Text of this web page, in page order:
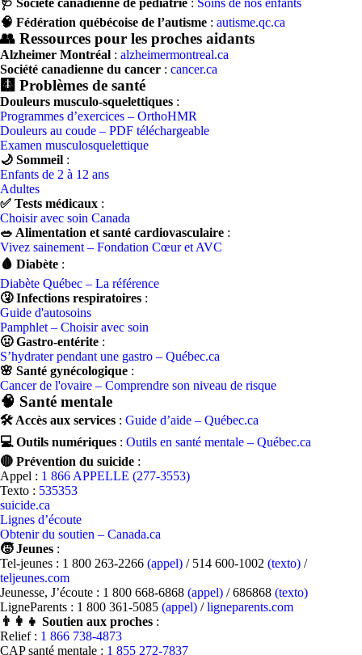
🩺 Société canadienne de pédiatrie : Soins de nos enfants
🧠 Fédération québécoise de l’autisme : autisme.qc.ca
👥 Ressources pour les proches aidants
Alzheimer Montréal : alzheimermontreal.ca
Société canadienne du cancer : cancer.ca
🩻 Problèmes de santé
Douleurs musculo-squelettiques :
Programmes d’exercices – OrthoHMR
Douleurs au coude – PDF téléchargeable
Examen musculosquelettique
🌙 Sommeil :
Enfants de 2 à 12 ans
Adultes
✅ Tests médicaux :
Choisir avec soin Canada
🥗 Alimentation et santé cardiovasculaire :
Vivez sainement – Fondation Cœur et AVC
🩸 Diabète :
Diabète Québec – La référence
🤧 Infections respiratoires :
Guide d'autosoins
Pamphlet – Choisir avec soin
🤢 Gastro-entérite :
S’hydrater pendant une gastro – Québec.ca
🌸 Santé gynécologique :
Cancer de l'ovaire – Comprendre son niveau de risque
🧠 Santé mentale
🛠️ Accès aux services : Guide d’aide – Québec.ca
💻 Outils numériques : Outils en santé mentale – Québec.ca
🔴 Prévention du suicide :
Appel : 1 866 APPELLE (277-3553)
Texto : 535353
suicide.ca
Lignes d’écoute
Obtenir du soutien – Canada.ca
🧒 Jeunes :
Tel-jeunes : 1 800 263-2266 (appel) / 514 600-1002 (texto) /
teljeunes.com
Jeunesse, J’écoute : 1 800 668-6868 (appel) / 686868 (texto)
LigneParents : 1 800 361-5085 (appel) /ligneparents.com
👨‍👩‍👧 Soutien aux proches :
Relief : 1 866 738-4873
CAP santé mentale : 1 855 272-7837